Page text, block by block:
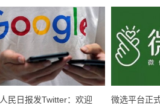
人民日报发Twitter：欢迎
微选平台正